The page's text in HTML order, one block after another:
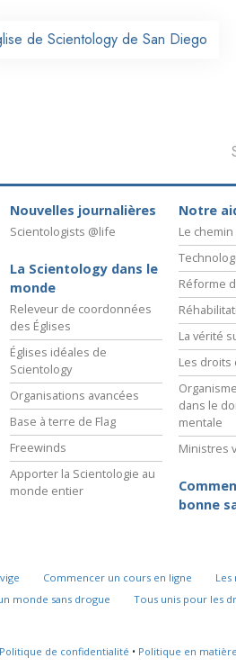
de Scientology de San Diego
Nouvelles journalières
Scientologists @life
La Scientology dans le
monde
Releveur de coordonnées
des Églises
Églises idéales de
Scientology
Organisations avancées
Base à terre de Flag
Freewinds
Apporter la Scientologie au
monde entier
Notre
Le
Réforme
La vérité
Les droits
dans le
mentale
Ministres
bonne
Commencer un cours en ligne
monde sans drogue
Tous unis pour les
Politique de confidentialité • Politique en